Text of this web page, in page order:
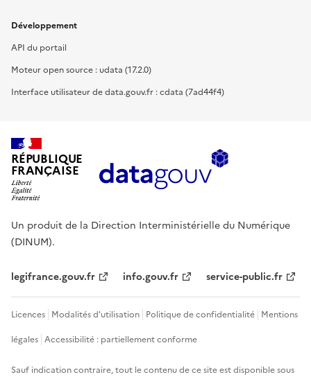
Développement
API du portail
Moteur open source : udata (17.2.0)
Interface utilisateur de data.gouv.fr : cdata (7ad44f4)
RÉPUBLIQUE
FRANÇAISE
Un produit de la Direction Interministérielle du Numérique
(DINUM).
legifrance.gouv.fr info.gouv.fr service-public.fr
Licences Modalités d'utilisation Politique de confidentialité Mentions
légales Accessibilité : partiellement conforme
Sauf indication contraire, tout le contenu de ce site est disponible sous